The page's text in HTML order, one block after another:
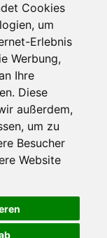
Cookies
um
Erlebnis
Werbung,
Ihre
Diese
außerdem,
um zu
Besucher
Website